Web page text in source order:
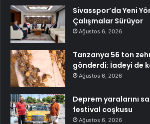
Sivasspor’da Yeni
Çalışmalar Sürüyor
Ağustos 6, 2026
Tanzanya 56 ton
gönderdi: İadeyi de
Ağustos 6, 2026
Deprem yaralarını
festival coşkusu
Ağustos 6, 2026